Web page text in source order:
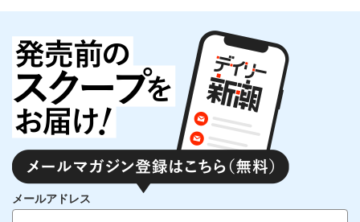
メールアドレス